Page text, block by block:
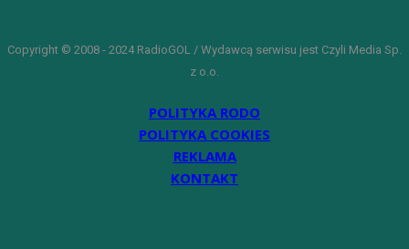
Copyright © 2008 - 2024 RadioGOL / Wydawcą serwisu jest Czyli Media Sp.
z o.o.
POLITYKA RODO
POLITYKA COOKIES
REKLAMA
KONTAKT